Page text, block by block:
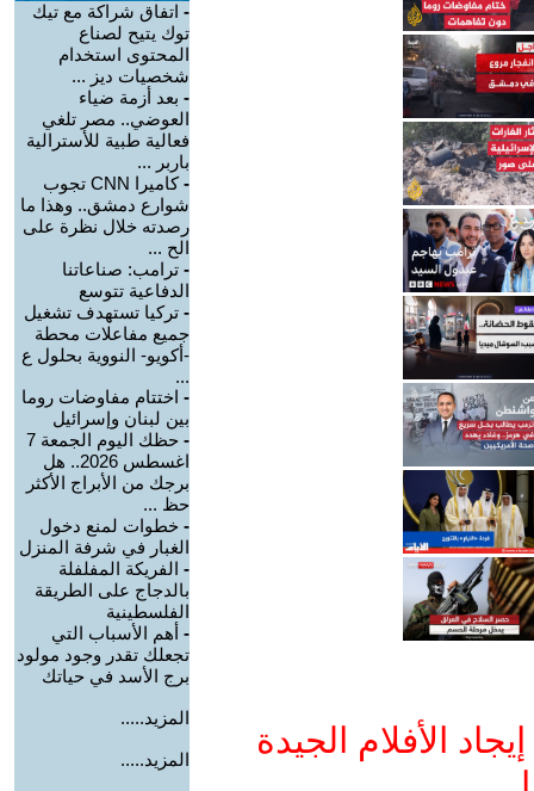
الأفلام الجيدة
- اتفاق شراكة مع تيك
توك يتيح لصناع
المحتوى استخدام
شخصيات ديز ...
- بعد أزمة ضياء
العوضي.. مصر تلغي
فعالية طبية للأسترالية
باربر ...
-
كاميرا CNN تجوب
شوارع دمشق.. وهذا ما
رصدته خلال نظرة على
الح ...
- ترامب: صناعاتنا
الدفاعية تتوسع
- تركيا تستهدف تشغيل
جميع مفاعلات محطة
-أكويو- النووية بحلول ع
...
- اختتام مفاوضات روما
بين لبنان وإسرائيل
-
حظك اليوم الجمعة 7
اغسطس 2026.. هل
برجك من الأبراج الأكثر
حظ ...
- خطوات لمنع دخول
الغبار في شرفة المنزل
- الفريكة المفلفلة
بالدجاج على الطريقة
الفلسطينية
- أهم الأسباب التي
تجعلك تقدر وجود مولود
برج الأسد في حياتك
المزيد.....
المزيد.....